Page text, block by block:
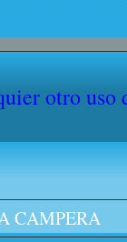
otro uso
CAMPERA